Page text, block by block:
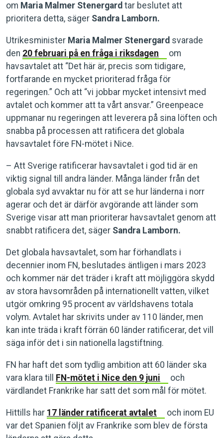
om Maria Malmer Stenergard tar beslutet att
prioritera detta, säger Sandra Lamborn.
Utrikesminister Maria Malmer Stenergard svarade
den 20 februari på en fråga i riksdagen
om
havsavtalet att “Det här är, precis som tidigare,
fortfarande en mycket prioriterad fråga för
regeringen.” Och att “vi jobbar mycket intensivt med
avtalet och kommer att ta vårt ansvar.” Greenpeace
uppmanar nu regeringen att leverera på sina löften och
snabba på processen att ratificera det globala
havsavtalet före FN-mötet i Nice.
– Att Sverige ratificerar havsavtalet i god tid är en
viktig signal till andra länder. Många länder från det
globala syd avvaktar nu för att se hur länderna i norr
agerar och det är därför avgörande att länder som
Sverige visar att man prioriterar havsavtalet genom att
snabbt ratificera det, säger Sandra Lamborn.
Det globala havsavtalet, som har förhandlats i
decennier inom FN, beslutades äntligen i mars 2023
och kommer när det träder i kraft att möjliggöra skydd
av stora havsområden på internationellt vatten, vilket
utgör omkring 95 procent av världshavens totala
volym. Avtalet har skrivits under av 110 länder, men
kan inte träda i kraft förrän 60 länder ratificerar, det vill
säga inför det i sin nationella lagstiftning.
FN har haft det som tydlig ambition att 60 länder ska
vara klara till
FN-mötet i Nice den 9 juni
och
värdlandet Frankrike har satt det som mål för mötet.
Hittills har 17 länder ratificerat avtalet
och inom EU
var det Spanien följt av Frankrike som blev de första